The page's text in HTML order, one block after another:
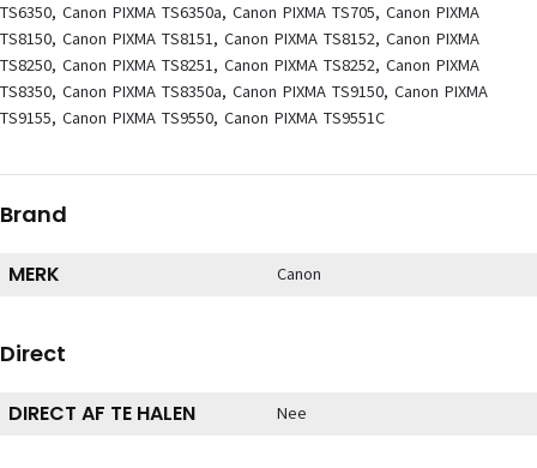
TS6350, Canon PIXMA TS6350a, Canon PIXMA TS705, Canon PIXMA
TS8150, Canon PIXMA TS8151, Canon PIXMA TS8152, Canon PIXMA
TS8250, Canon PIXMA TS8251, Canon PIXMA TS8252, Canon PIXMA
TS8350, Canon PIXMA TS8350a, Canon PIXMA TS9150, Canon PIXMA
TS9155, Canon PIXMA TS9550, Canon PIXMA TS9551C
Brand
MERK Canon
Direct
DIRECT AF TE HALEN Nee